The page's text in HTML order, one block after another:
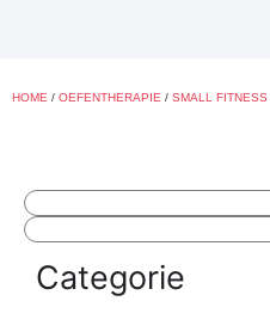
HOME / OEFENTHERAPIE / SMALL FITNESS
Categorie